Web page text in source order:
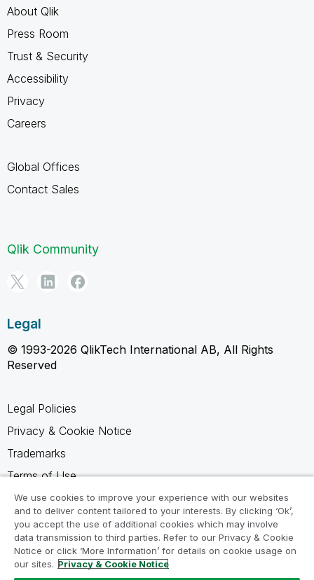
About Qlik
Press Room
Trust & Security
Accessibility
Privacy
Careers
Global Offices
Contact Sales
Qlik Community
Legal
© 1993-2026 QlikTech International AB, All Rights
Reserved
Legal Policies
Privacy & Cookie Notice
Trademarks
Terms of Use
Legal Agreements
Product Terms
Do not share my info
We use cookies to improve your experience with our websites
and to deliver content tailored to your interests. By clicking ‘Ok’,
you accept the use of additional cookies which may involve
data transmission to third parties. Refer to our Privacy & Cookie
Notice or click ‘More Information’ for details on cookie usage on
our sites. Privacy & Cookie Notice